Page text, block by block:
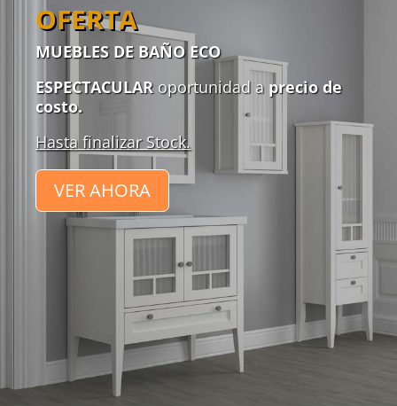
OFERTA
MUEBLES DE BAÑO ECO
ESPECTACULARoportunidad a precio de
costo.
Hasta finalizar Stock.
VER AHORA